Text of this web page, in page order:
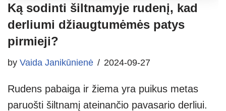
Ką sodinti šiltnamyje rudenį, kad
derliumi džiaugtumėmės patys
pirmieji?
by Vaida Janikūnienė 2024-09-27
Rudens pabaiga ir žiema yra puikus metas
paruošti šiltnamį ateinančio pavasario derliui.